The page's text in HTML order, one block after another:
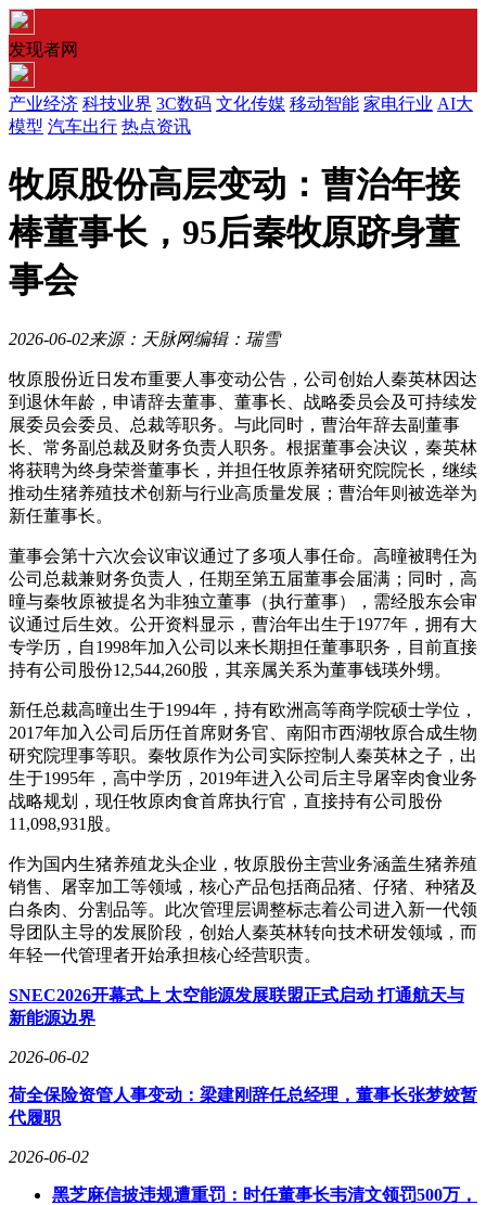
发现者网
产业经济 科技业界 3C数码 文化传媒 移动智能 家电行业 AI大
模型 汽车出行 热点资讯
牧原股份高层变动：曹治年接
棒董事长，95后秦牧原跻身董
事会
2026-06-02来源：天脉网编辑：瑞雪
牧原股份近日发布重要人事变动公告，公司创始人秦英林因达
到退休年龄，申请辞去董事、董事长、战略委员会及可持续发
展委员会委员、总裁等职务。与此同时，曹治年辞去副董事
长、常务副总裁及财务负责人职务。根据董事会决议，秦英林
将获聘为终身荣誉董事长，并担任牧原养猪研究院院长，继续
推动生猪养殖技术创新与行业高质量发展；曹治年则被选举为
新任董事长。
董事会第十六次会议审议通过了多项人事任命。高曈被聘任为
公司总裁兼财务负责人，任期至第五届董事会届满；同时，高
曈与秦牧原被提名为非独立董事（执行董事），需经股东会审
议通过后生效。公开资料显示，曹治年出生于1977年，拥有大
专学历，自1998年加入公司以来长期担任董事职务，目前直接
持有公司股份12,544,260股，其亲属关系为董事钱瑛外甥。
新任总裁高曈出生于1994年，持有欧洲高等商学院硕士学位，
2017年加入公司后历任首席财务官、南阳市西湖牧原合成生物
研究院理事等职。秦牧原作为公司实际控制人秦英林之子，出
生于1995年，高中学历，2019年进入公司后主导屠宰肉食业务
战略规划，现任牧原肉食首席执行官，直接持有公司股份
11,098,931股。
作为国内生猪养殖龙头企业，牧原股份主营业务涵盖生猪养殖
销售、屠宰加工等领域，核心产品包括商品猪、仔猪、种猪及
白条肉、分割品等。此次管理层调整标志着公司进入新一代领
导团队主导的发展阶段，创始人秦英林转向技术研发领域，而
年轻一代管理者开始承担核心经营职责。
SNEC2026开幕式上 太空能源发展联盟正式启动 打通航天与
新能源边界
2026-06-02
荷全保险资管人事变动：梁建刚辞任总经理，董事长张梦姣暂
代履职
2026-06-02
黑芝麻信披违规遭重罚：时任董事长韦清文领罚500万，